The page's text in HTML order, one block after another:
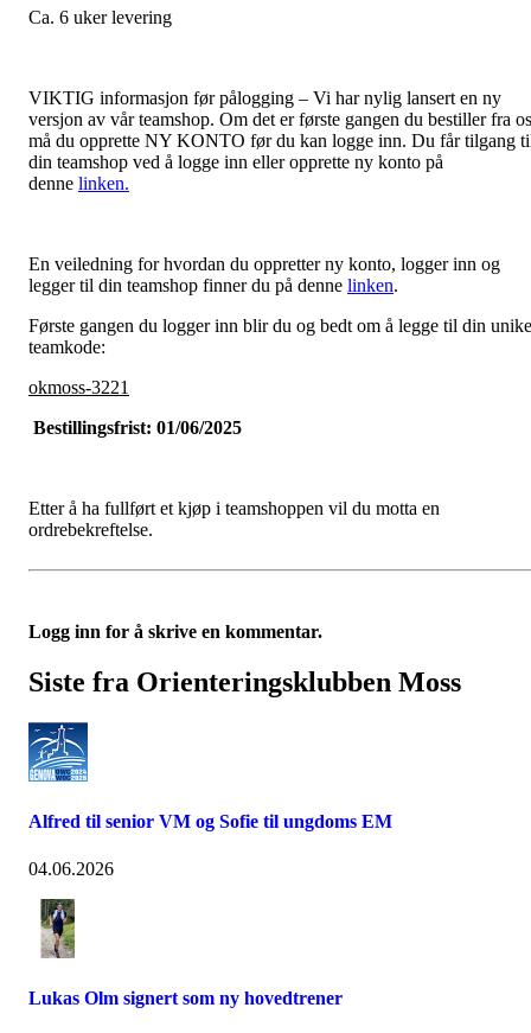
Ca. 6 uker levering
VIKTIG informasjon før pålogging – Vi har nylig lansert en ny
versjon av vår teamshop. Om det er første gangen du bestiller fra
må du opprette NY KONTO før du kan logge inn. Du får tilgang
din teamshop ved å logge inn eller opprette ny konto på
denne linken.
En veiledning for hvordan du oppretter ny konto, logger inn og
legger til din teamshop finner du på denne linken.
Første gangen du logger inn blir du og bedt om å legge til din unike
teamkode:
okmoss-3221
Bestillingsfrist: 01/06/2025
Etter å ha fullført et kjøp i teamshoppen vil du motta en
ordrebekreftelse.
Logg inn for å skrive en kommentar.
Siste fra Orienteringsklubben Moss
Alfred til senior VM og Sofie til ungdoms EM
04.06.2026
Lukas Olm signert som ny hovedtrener